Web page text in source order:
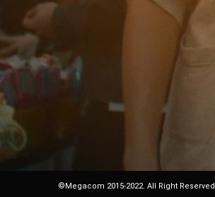
©Megacom 2015-2022. All Right Reserved